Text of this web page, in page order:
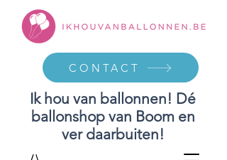
Ik hou van ballonnen! Dé
ballonshop van Boom en
ver daarbuiten!
CONTACT